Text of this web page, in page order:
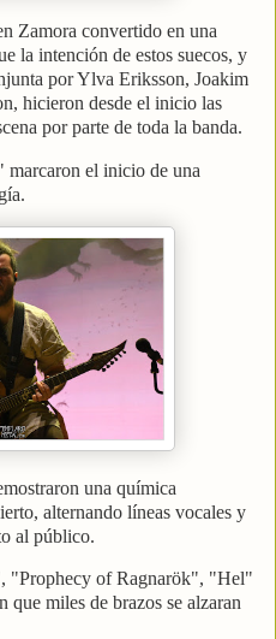
Zamora convertido en una
la intención de estos suecos, y
por Ylva Eriksson, Joakim
hicieron desde el inicio las
por parte de toda la banda.
el inicio de una
una química
alternando líneas vocales y
al público.
"Prophecy of Ragnarök", "Hel"
miles de brazos se alzaran